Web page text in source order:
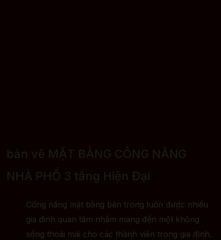
bản vẽ MẶT BẰNG CÔNG NĂNG
NHÀ PHỐ 3 tầng Hiện Đại
Công năng mặt bằng bên trong luôn được nhiều
gia đinh quan tâm nhằm mang đến một không
sống thoải mái cho các thành viên trong gia đình.